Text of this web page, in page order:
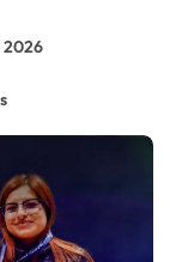
2026